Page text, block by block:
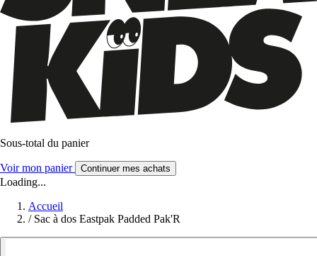
Sous-total du panier
Voir mon panier Continuer mes achats
Loading...
Accueil
/ Sac à dos Eastpak Padded Pak'R